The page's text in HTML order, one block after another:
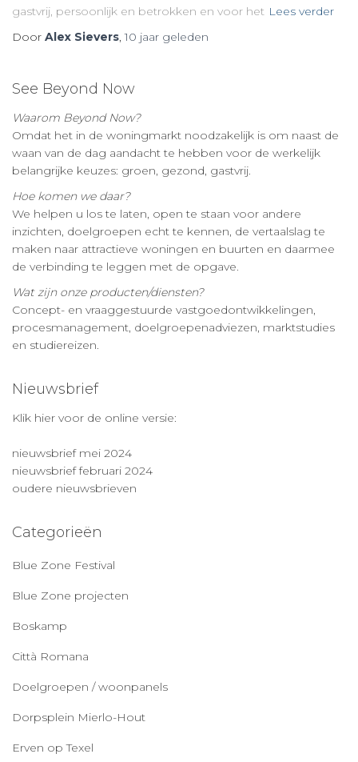
gastvrij, persoonlijk en betrokken en voor het Lees verder
Door Alex Sievers ,10 jaar geleden
See Beyond Now
Waarom Beyond Now?
Omdat het in de woningmarkt noodzakelijk is om naast de
waan van de dag aandacht te hebben voor de werkelijk
belangrijke keuzes: groen, gezond, gastvrij.
Hoe komen we daar?
We helpen u los te laten, open te staan voor andere
inzichten, doelgroepen echt te kennen, de vertaalslag te
maken naar attractieve woningen en buurten en daarmee
de verbinding te leggen met de opgave.
Wat zijn onze producten/diensten?
Concept- en vraaggestuurde vastgoedontwikkelingen,
procesmanagement, doelgroepenadviezen, marktstudies
en studiereizen.
Nieuwsbrief
Klik hier voor de online versie:
nieuwsbrief mei 2024
nieuwsbrief februari 2024
oudere nieuwsbrieven
Categorieën
Blue Zone Festival
Blue Zone projecten
Boskamp
Città Romana
Doelgroepen / woonpanels
Dorpsplein Mierlo-Hout
Erven op Texel